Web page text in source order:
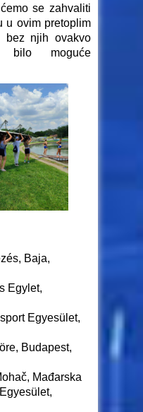
se zahvaliti
u ovim pretoplim
njih ovakvo
moguće
Baja,
Egylet,
Egyesület,
Budapest,
Mađarska